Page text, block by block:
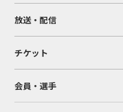
放送・配信
チケット
会員・選手